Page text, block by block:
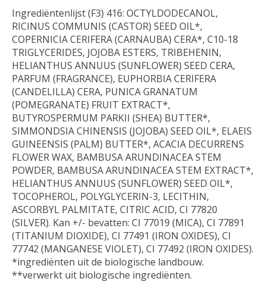
Ingrediëntenlijst (F3) 416: OCTYLDODECANOL,
RICINUS COMMUNIS (CASTOR) SEED OIL*,
COPERNICIA CERIFERA (CARNAUBA) CERA*, C10-18
TRIGLYCERIDES, JOJOBA ESTERS, TRIBEHENIN,
HELIANTHUS ANNUUS (SUNFLOWER) SEED CERA,
PARFUM (FRAGRANCE), EUPHORBIA CERIFERA
(CANDELILLA) CERA, PUNICA GRANATUM
(POMEGRANATE) FRUIT EXTRACT*,
BUTYROSPERMUM PARKII (SHEA) BUTTER*,
SIMMONDSIA CHINENSIS (JOJOBA) SEED OIL*, ELAEIS
GUINEENSIS (PALM) BUTTER*, ACACIA DECURRENS
FLOWER WAX, BAMBUSA ARUNDINACEA STEM
POWDER, BAMBUSA ARUNDINACEA STEM EXTRACT*,
HELIANTHUS ANNUUS (SUNFLOWER) SEED OIL*,
TOCOPHEROL, POLYGLYCERIN-3, LECITHIN,
ASCORBYL PALMITATE, CITRIC ACID, CI 77820
(SILVER). Kan +/- bevatten: CI 77019 (MICA), CI 77891
(TITANIUM DIOXIDE), CI 77491 (IRON OXIDES), CI
77742 (MANGANESE VIOLET), CI 77492 (IRON OXIDES).
*ingrediënten uit de biologische landbouw. ​​
**verwerkt uit biologische ingrediënten.